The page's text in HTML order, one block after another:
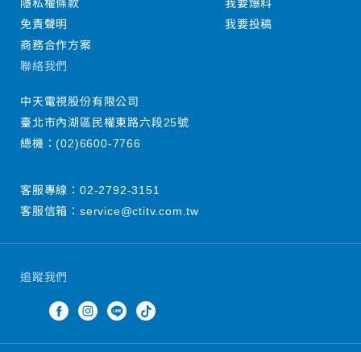
追蹤我們
隱私權條款
免責聲明
商務合作方案
我要爆料
我要投稿
聯絡我們
中天電視股份有限公司
臺北市內湖區民權東路六段25號
總機：(02)6600-7766
客服專線： 02-2792-3151
客服信箱： service@ctitv.com.tw